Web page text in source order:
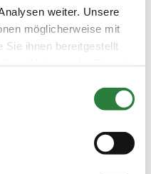
weiter. Unsere
möglicherweise mit
Sie ihnen bereitgestellt
Rasen
erfolgsdaten.de